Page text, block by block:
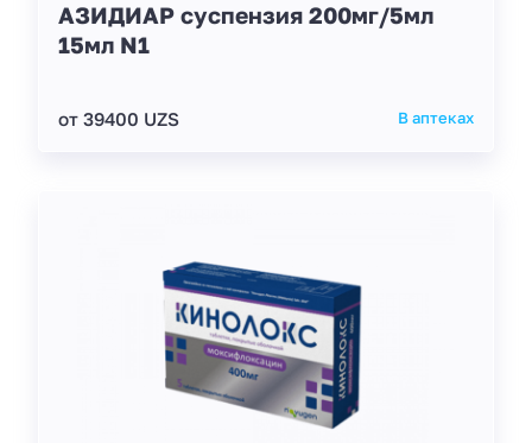
АЗИДИАР суспензия 200мг/5мл
15мл N1
от 39400 UZS В аптеках